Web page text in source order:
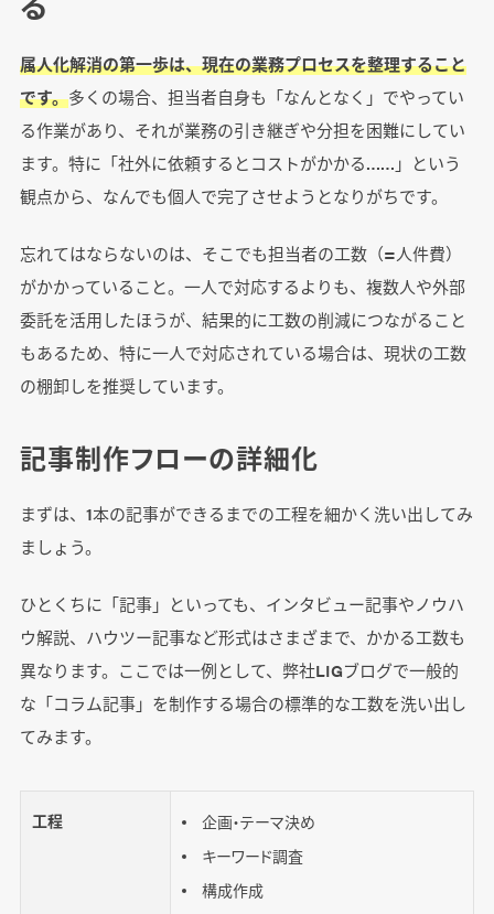
属人化解消の第一歩は、現在の業務プロセスを整理すること
です。多くの場合、担当者自身も「なんとなく」でやってい
る作業があり、それが業務の引き継ぎや分担を困難にしてい
ます。特に「社外に依頼するとコストがかかる……」という
観点から、なんでも個人で完了させようとなりがちです。
忘れてはならないのは、そこでも担当者の工数（=人件費）
がかかっていること。一人で対応するよりも、複数人や外部
委託を活用したほうが、結果的に工数の削減につながること
もあるため、特に一人で対応されている場合は、現状の工数
の棚卸しを推奨しています。
記事制作フローの詳細化
まずは、1本の記事ができるまでの工程を細かく洗い出してみ
ましょう。
ひとくちに「記事」といっても、インタビュー記事やノウハ
ウ解説、ハウツー記事など形式はさまざまで、かかる工数も
異なります。ここでは一例として、弊社LIGブログで一般的
な「コラム記事」を制作する場合の標準的な工数を洗い出し
てみます。
工程
企画・テーマ決め
キーワード調査
構成作成